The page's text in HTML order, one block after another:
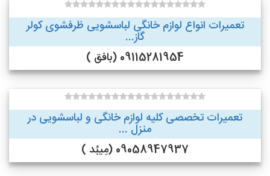
تعمیرات انواع لوازم خانگی لباسشویی ظرفشوی کولر
گاز...
09115281954 (بافق )
تعمیرات تخصصی کلیه لوازم خانگی و لباسشویی در
منزل ...
09058947937 (مِیبُد )